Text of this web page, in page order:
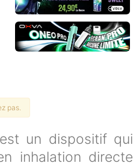
pas.
un dispositif qui
inhalation directe